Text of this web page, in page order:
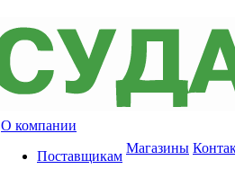
О компании
Поставщикам
Магазины